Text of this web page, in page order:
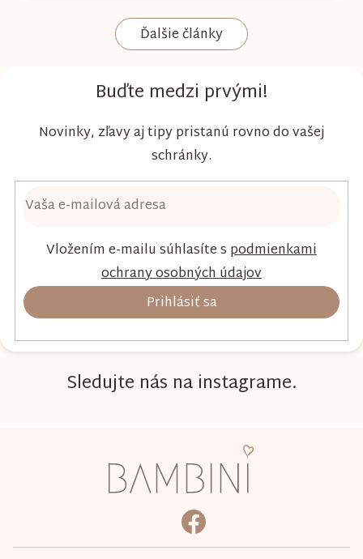
komfort a šetrnosť k citlivej pokožke. Plienky
Kim & Kimmy boli vyvinuté s dôrazom na
Ďalšie články
Buďte medzi prvými!
Novinky, zľavy aj tipy pristanú rovno do vašej
schránky.
Vložením e-mailu súhlasíte s podmienkami
ochrany osobných údajov
Prihlásiť sa
Sledujte nás na instagrame.
bambini.kociky
https://www.facebook.com/